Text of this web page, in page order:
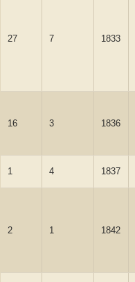
27 7 1833
16 3 1836
1 4 1837
2 1 1842